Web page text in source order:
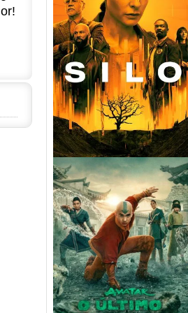
Silo 1ª Temporada Torrent
(2023) WEB-DL
720p/1080p/4K Dual Áudio
Avatar: O Último Mestre do
Ar 2ª Temporada Torrent
(2026) WEB-DL 1080p Dual
Áudio